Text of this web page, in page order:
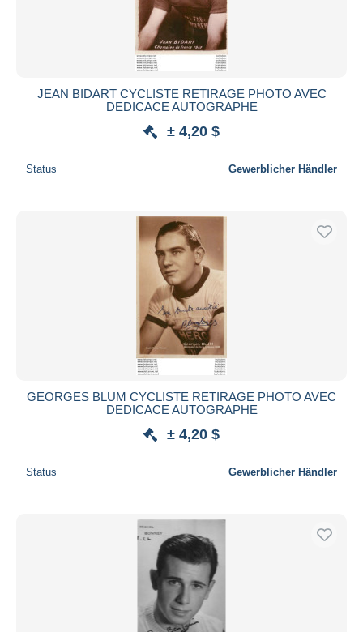
JEAN BIDART CYCLISTE RETIRAGE PHOTO AVEC
DEDICACE AUTOGRAPHE
± 4,20 $
Status Gewerblicher Händler
GEORGES BLUM CYCLISTE RETIRAGE PHOTO AVEC
DEDICACE AUTOGRAPHE
± 4,20 $
Status Gewerblicher Händler